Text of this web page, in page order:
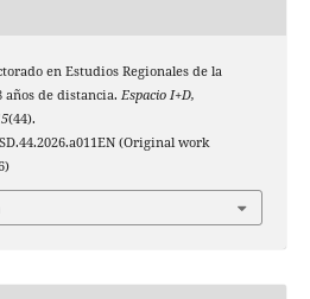
en Estudios Regionales de la
años de distancia. Espacio I+D,
(44).
(Original work